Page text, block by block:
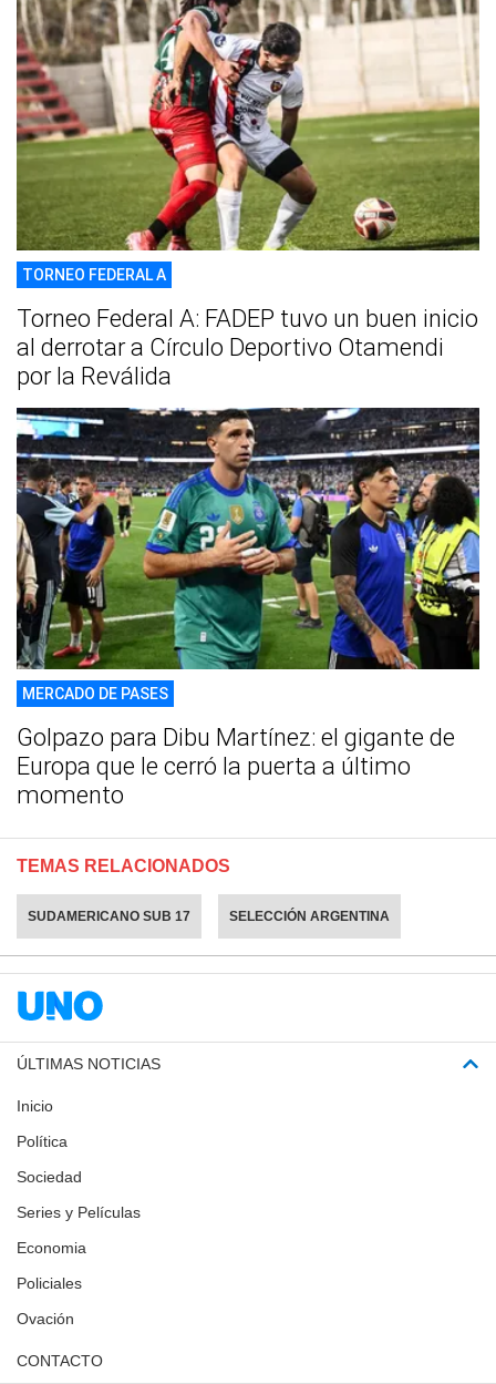
TORNEO FEDERAL A
Torneo Federal A: FADEP tuvo un buen inicio
al derrotar a Círculo Deportivo Otamendi
por la Reválida
MERCADO DE PASES
Golpazo para Dibu Martínez: el gigante de
Europa que le cerró la puerta a último
momento
TEMAS RELACIONADOS
SUDAMERICANO SUB 17 SELECCIÓN ARGENTINA
ÚLTIMAS NOTICIAS
Inicio
Política
Sociedad
Series y Películas
Economia
Policiales
Ovación
CONTACTO